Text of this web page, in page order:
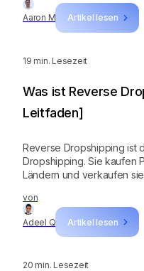
Aaron M Artikel lesen
19 min. Lesezeit
von
Adeel Q Artikel lesen
Was ist Reverse
Leitfaden]
Reverse Dropshipping ist
Dropshipping. Sie kaufen
Ländern und verkaufen
20 min. Lesezeit